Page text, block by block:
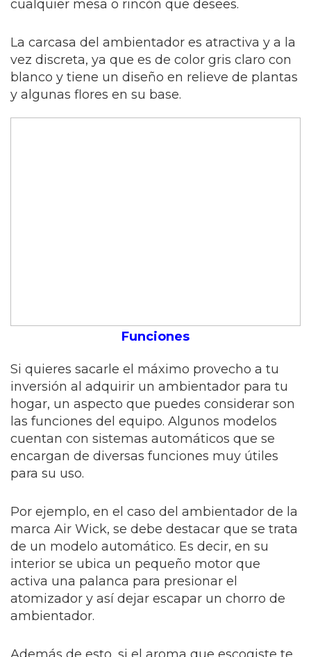
cualquier mesa o rincón que desees.
La carcasa del ambientador es atractiva y a la
vez discreta, ya que es de color gris claro con
blanco y tiene un diseño en relieve de plantas
y algunas flores en su base.
Funciones
Si quieres sacarle el máximo provecho a tu
inversión al adquirir un ambientador para tu
hogar, un aspecto que puedes considerar son
las funciones del equipo. Algunos modelos
cuentan con sistemas automáticos que se
encargan de diversas funciones muy útiles
para su uso.
Por ejemplo, en el caso del ambientador de la
marca Air Wick, se debe destacar que se trata
de un modelo automático. Es decir, en su
interior se ubica un pequeño motor que
activa una palanca para presionar el
atomizador y así dejar escapar un chorro de
ambientador.